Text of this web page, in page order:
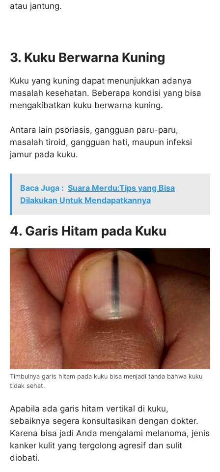
atau jantung.
3. Kuku Berwarna Kuning
Kuku yang kuning dapat menunjukkan adanya
masalah kesehatan. Beberapa kondisi yang bisa
mengakibatkan kuku berwarna kuning.
Antara lain psoriasis, gangguan paru-paru,
masalah tiroid, gangguan hati, maupun infeksi
jamur pada kuku.
Baca Juga : Suara Merdu:Tips yang Bisa
Dilakukan Untuk Mendapatkannya
4. Garis Hitam pada Kuku
Timbulnya garis hitam pada kuku bisa menjadi tanda bahwa kuku
tidak sehat.
Apabila ada garis hitam vertikal di kuku,
sebaiknya segera konsultasikan dengan dokter.
Karena bisa jadi Anda mengalami melanoma, jenis
kanker kulit yang tergolong agresif dan sulit
diobati.